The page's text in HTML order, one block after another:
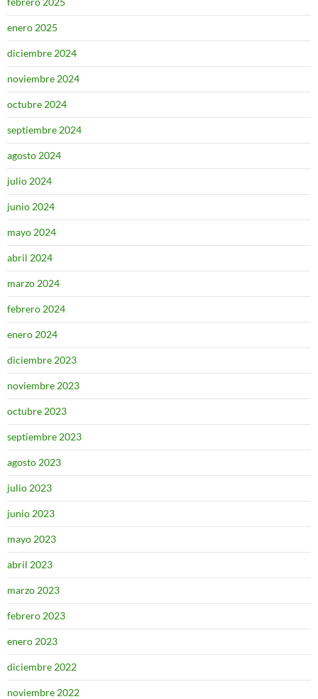
enero 2025
diciembre 2024
noviembre 2024
octubre 2024
septiembre 2024
agosto 2024
julio 2024
junio 2024
mayo 2024
abril 2024
marzo 2024
febrero 2024
enero 2024
diciembre 2023
noviembre 2023
octubre 2023
septiembre 2023
agosto 2023
julio 2023
junio 2023
mayo 2023
abril 2023
marzo 2023
febrero 2023
enero 2023
diciembre 2022
noviembre 2022